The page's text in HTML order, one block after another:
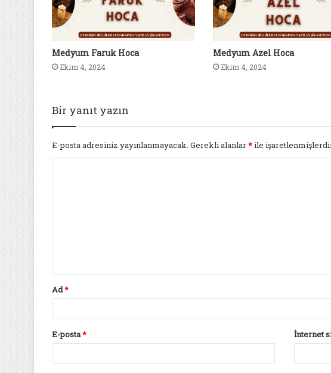
Medyum Faruk Hoca
Ekim 4, 2024
Medyum Azel Hoca
Ekim 4, 2024
Bir yanıt yazın
E-posta adresiniz yayınlanmayacak. Gerekli alanlar*ile
Ad*
E-posta* İnternet